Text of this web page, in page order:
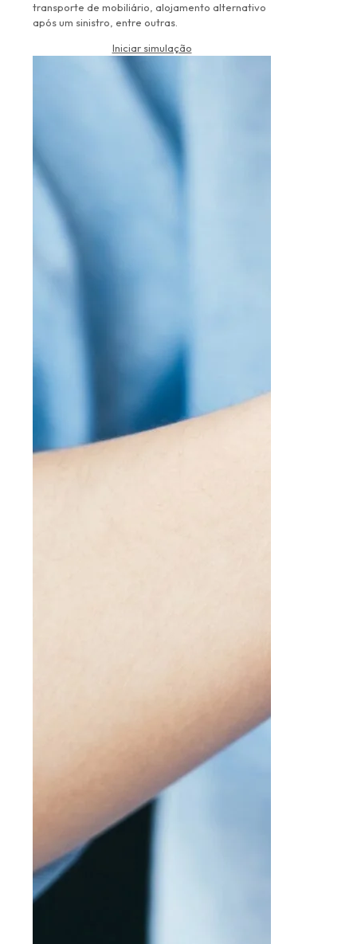
transporte de mobiliário, alojamento alternativo
após um sinistro, entre outras.
Iniciar simulação